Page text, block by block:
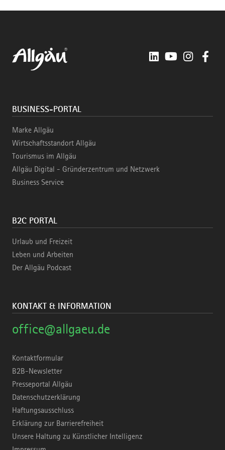
LinkedInYouTube
BUSINESS-PORTAL
Marke Allgäu
Wirtschaftsstandort Allgäu
Tourismus im Allgäu
Allgäu Digital - Gründerzentrum und Netzwerk
Business Service
B2C PORTAL
Urlaub und Freizeit
Leben und Arbeiten
Der Allgäu Podcast
KONTAKT & INFORMATION
office@allgaeu.de
Kontaktformular
B2B-Newsletter
Presseportal Allgäu
Datenschutzerklärung
Haftungsausschluss
Erklärung zur Barrierefreiheit
Unsere Haltung zu Künstlicher Intelligenz